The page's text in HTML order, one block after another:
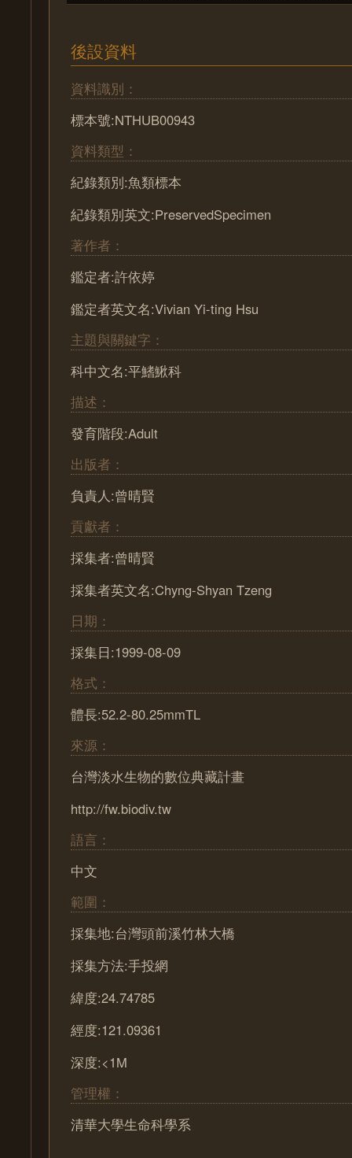
後設資料
資料識別：
標本號:NTHUB00943
資料類型：
紀錄類別:魚類標本
紀錄類別英文:PreservedSpecimen
著作者：
鑑定者:許依婷
鑑定者英文名:Vivian Yi-ting Hsu
主題與關鍵字：
科中文名:平鰭鰍科
描述：
發育階段:Adult
出版者：
負責人:曾晴賢
貢獻者：
採集者:曾晴賢
採集者英文名:Chyng-Shyan Tzeng
日期：
採集日:1999-08-09
格式：
體長:52.2-80.25mmTL
來源：
台灣淡水生物的數位典藏計畫
http://fw.biodiv.tw
語言：
中文
範圍：
採集地:台灣頭前溪竹林大橋
採集方法:手投網
緯度:24.74785
經度:121.09361
深度:<1M
管理權：
清華大學生命科學系